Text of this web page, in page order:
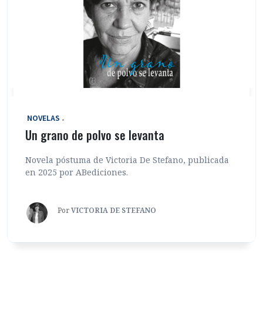
‎ NOVELAS
Un grano de polvo se levanta
Novela póstuma de Victoria De Stefano, publicada
en 2025 por ABediciones.
PorVICTORIA DE STEFANO